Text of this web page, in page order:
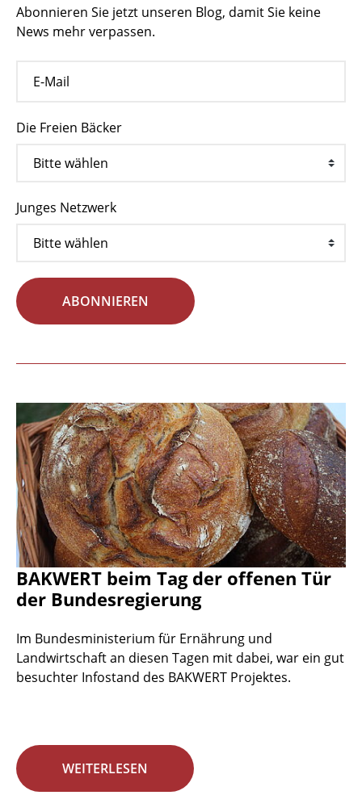
Abonnieren Sie jetzt unseren Blog, damit Sie keine
News mehr verpassen.
Die Freien Bäcker
Junges Netzwerk
ABONNIEREN
BAKWERT beim Tag der offenen Tür
der Bundesregierung
Im Bundesministerium für Ernährung und
Landwirtschaft an diesen Tagen mit dabei, war ein gut
besuchter Infostand des BAKWERT Projektes.
WEITERLESEN